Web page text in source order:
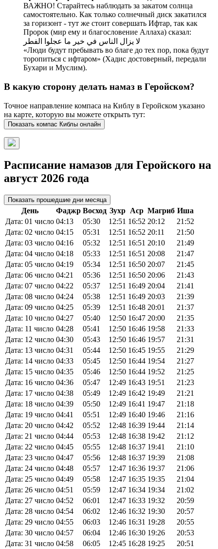
ВАЖНО! Старайтесь наблюдать за закатом солнца
самостоятельно. Как только солнечный диск закатился
за горизонт - тут же стоит совершать Ифтар, так как
Пророк (мир ему и благословение Аллаха) сказал:
لا يزال الناس في خير ما عجلوا الفطر
«Люди будут пребывать во благе до тех пор, пока будут
торопиться с ифтаром» (Хадис достоверный, передали
Бухари и Муслим).
В какую сторону делать намаз в Геройском?
Точное направление компаса на Киблу в Геройском указано
на карте, которую вы можете открыть тут:
Показать компас Киблы онлайн
Расписание намазов для Геройского на
август 2026 года
Показать прошедшие дни месяца
День Фаджр Восход Зухр Аср Магриб Иша
Дата: 01 число 04:13 05:30 12:51 16:52 20:12
21:52
Дата: 02 число 04:15 05:31 12:51 16:52 20:11
21:50
Дата: 03 число 04:16 05:32 12:51 16:51 20:10
21:49
Дата: 04 число 04:18 05:33 12:51 16:51 20:08
21:47
Дата: 05 число 04:19 05:34 12:51 16:50 20:07
21:45
Дата: 06 число 04:21 05:36 12:51 16:50 20:06
21:43
Дата: 07 число 04:22 05:37 12:51 16:49 20:04
21:41
Дата: 08 число 04:24 05:38 12:51 16:49 20:03
21:39
Дата: 09 число 04:25 05:39 12:51 16:48 20:01
21:37
Дата: 10 число 04:27 05:40 12:50 16:47 20:00
21:35
Дата: 11 число 04:28 05:41 12:50 16:46 19:58
21:33
Дата: 12 число 04:30 05:43 12:50 16:46 19:57
21:31
Дата: 13 число 04:31 05:44 12:50 16:45 19:55
21:29
Дата: 14 число 04:33 05:45 12:50 16:44 19:54
21:27
Дата: 15 число 04:35 05:46 12:50 16:44 19:52
21:25
Дата: 16 число 04:36 05:47 12:49 16:43 19:51
21:23
Дата: 17 число 04:38 05:49 12:49 16:42 19:49
21:21
Дата: 18 число 04:39 05:50 12:49 16:41 19:47
21:18
Дата: 19 число 04:41 05:51 12:49 16:40 19:46
21:16
Дата: 20 число 04:42 05:52 12:48 16:39 19:44
21:14
Дата: 21 число 04:44 05:53 12:48 16:38 19:42
21:12
Дата: 22 число 04:45 05:55 12:48 16:37 19:41
21:10
Дата: 23 число 04:47 05:56 12:48 16:37 19:39
21:08
Дата: 24 число 04:48 05:57 12:47 16:36 19:37
21:06
Дата: 25 число 04:49 05:58 12:47 16:35 19:35
21:04
Дата: 26 число 04:51 05:59 12:47 16:34 19:34
21:02
Дата: 27 число 04:52 06:01 12:47 16:33 19:32
20:59
Дата: 28 число 04:54 06:02 12:46 16:32 19:30
20:57
Дата: 29 число 04:55 06:03 12:46 16:31 19:28
20:55
Дата: 30 число 04:57 06:04 12:46 16:30 19:26
20:53
Дата: 31 число 04:58 06:05 12:45 16:28 19:25
20:51